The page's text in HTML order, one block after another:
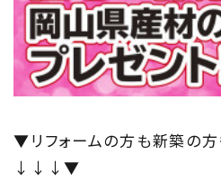
▼リフォームの方も新築の方
↓↓↓▼